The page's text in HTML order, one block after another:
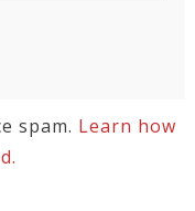
spam. Learn how